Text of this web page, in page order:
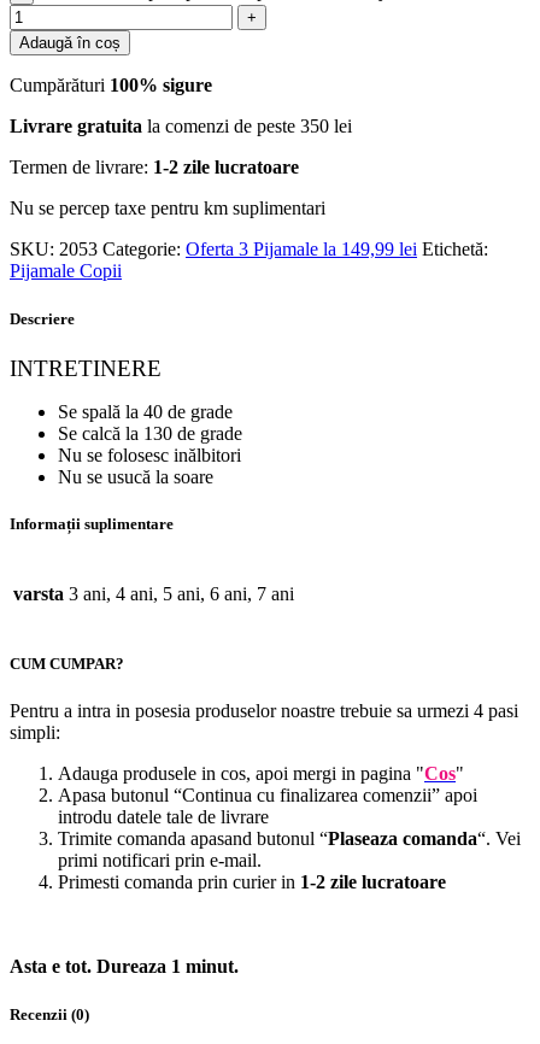
Adaugă în coș
Cumpărături 100% sigure
Livrare gratuita la comenzi de peste 350 lei
Termen de livrare: 1-2 zile lucratoare
Nu se percep taxe pentru km suplimentari
SKU: 2053 Categorie: Oferta 3 Pijamale la 149,99 lei Etichetă:
Pijamale Copii
Descriere
INTRETINERE
Se spală la 40 de grade
Se calcă la 130 de grade
Nu se folosesc inălbitori
Nu se usucă la soare
Informații suplimentare
varsta 3 ani, 4 ani, 5 ani, 6 ani, 7 ani
CUM CUMPAR?
Pentru a intra in posesia produselor noastre trebuie sa urmezi 4 pasi
simpli:
Adauga produsele in cos, apoi mergi in pagina "Cos"
Apasa butonul “Continua cu finalizarea comenzii” apoi
introdu datele tale de livrare
Trimite comanda apasand butonul “Plaseaza comanda“. Vei
primi notificari prin e-mail.
Primesti comanda prin curier in 1-2 zile lucratoare
Asta e tot. Dureaza 1 minut.
Recenzii (0)